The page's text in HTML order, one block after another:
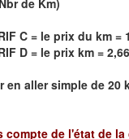
C = le prix du km =
D = le prix km =
en aller simple de 20
de l'état de